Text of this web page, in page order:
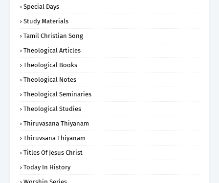
Special Days
Study Materials
Tamil Christian Song
Theological Articles
Theological Books
Theological Notes
Theological Seminaries
Theological Studies
Thiruvasana Thiyanam
Thiruvsana Thiyanam
Titles Of Jesus Christ
Today In History